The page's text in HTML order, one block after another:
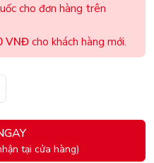
cho đơn hàng trên
VNĐ cho khách hàng mới.
tại cửa hàng)